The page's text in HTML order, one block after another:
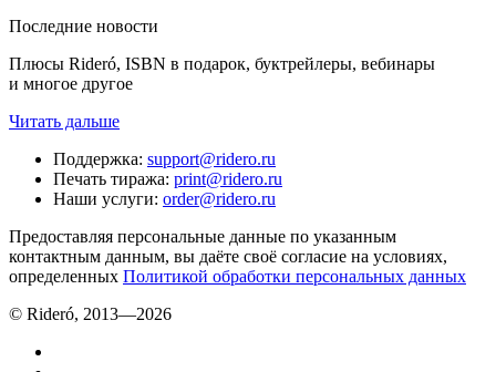
Последние новости
Плюсы Rideró, ISBN в подарок, буктрейлеры, вебинары
и многое другое
Читать дальше
Поддержка: support@ridero.ru
Печать тиража: print@ridero.ru
Наши услуги: order@ridero.ru
Предоставляя персональные данные по указанным
контактным данным, вы даёте своё согласие на условиях,
определенных Политикой обработки персональных данных
© Rideró, 2013—2026